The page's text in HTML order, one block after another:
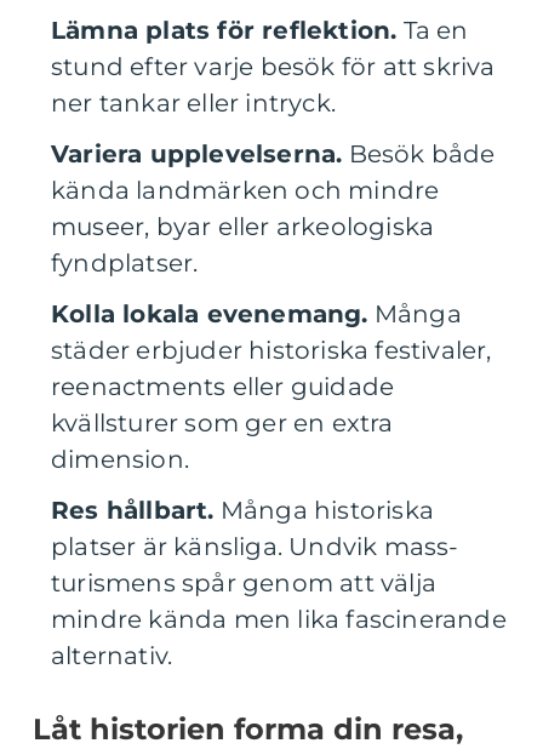
Lämna plats för reflektion. Ta en
stund efter varje besök för att skriva
ner tankar eller intryck.
Variera upplevelserna. Besök både
kända landmärken och mindre
museer, byar eller arkeologiska
fyndplatser.
Kolla lokala evenemang. Många
städer erbjuder historiska festivaler,
reenactments eller guidade
kvällsturer som ger en extra
dimension.
Res hållbart. Många historiska
platser är känsliga. Undvik mass­
turismens spår genom att välja
mindre kända men lika fascinerande
alternativ.
Låt historien forma din resa,